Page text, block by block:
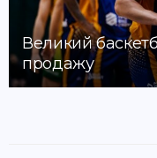
Великий
продажу